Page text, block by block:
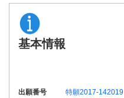
基本情報
出願番号
特願2017-142019